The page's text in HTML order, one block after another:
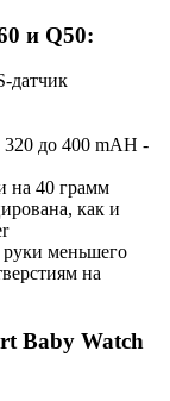
и Q50:
датчик
до 400 mAH -
на 40 грамм
как и
меньшего
на
Baby Watch